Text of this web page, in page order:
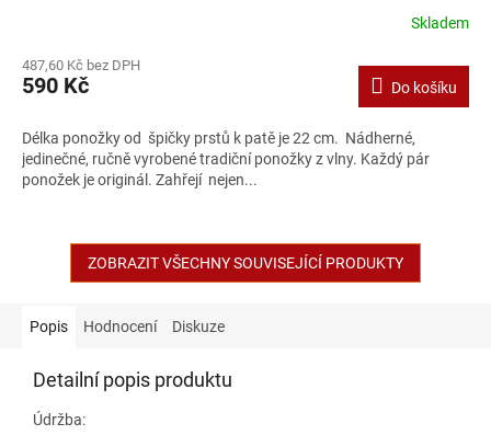
Skladem
487,60 Kč bez DPH
590 Kč Do košíku
Délka ponožky od špičky prstů k patě je 22 cm. Nádherné,
jedinečné, ručně vyrobené tradiční ponožky z vlny. Každý pár
ponožek je originál. Zahřejí nejen...
ZOBRAZIT VŠECHNY SOUVISEJÍCÍ PRODUKTY
Popis Hodnocení Diskuze
Detailní popis produktu
Údržba: